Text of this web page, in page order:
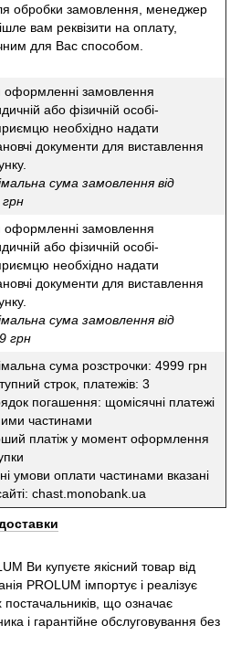
обробки замовлення, менеджер
вам реквізити на оплату,
для Вас способом.
оформленні замовлення
або фізичній особі-
необхідно надати
документи для виставлення
сума замовлення від
оформленні замовлення
або фізичній особі-
необхідно надати
документи для виставлення
сума замовлення від
грн
сума розстрочки: 4999 грн
строк, платежів: 3
погашення: щомісячні платежі
частинами
платіж у момент оформлення
умови оплати частинами вказані
chast.monobank.ua
Ви купуєте якісний товар від
PROLUM імпортує і реалізує
постачальників, що означає
і гарантійне обслуговування без